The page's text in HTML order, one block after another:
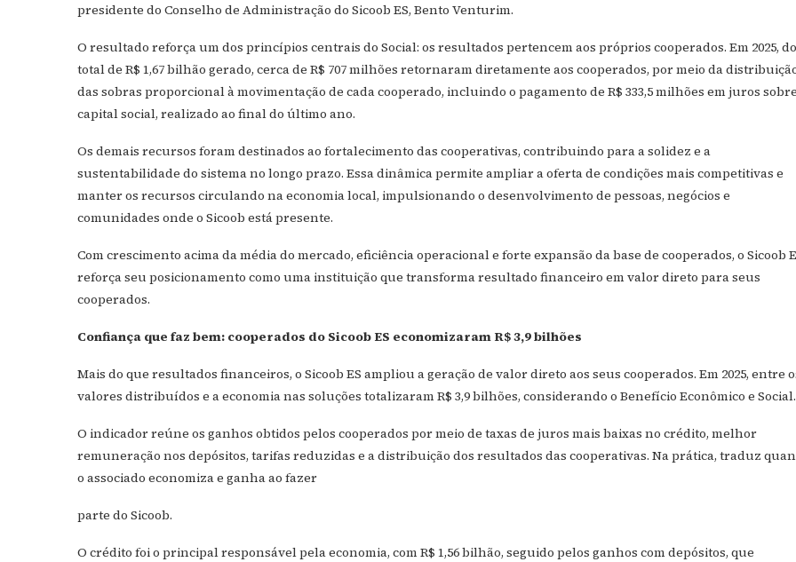
presidente do Conselho de Administração do Sicoob ES, Bento Venturim.
O resultado reforça um dos princípios centrais do Social: os resultados pertencem aos próprios cooperados. Em 2025, do
total de R$ 1,67 bilhão gerado, cerca de R$ 707 milhões retornaram diretamente aos cooperados, por meio da
das sobras proporcional à movimentação de cada cooperado, incluindo o pagamento de R$ 333,5 milhões em juros
capital social, realizado ao final do último ano.
Os demais recursos foram destinados ao fortalecimento das cooperativas, contribuindo para a solidez e a
sustentabilidade do sistema no longo prazo. Essa dinâmica permite ampliar a oferta de condições mais competitivas e
manter os recursos circulando na economia local, impulsionando o desenvolvimento de pessoas, negócios e
comunidades onde o Sicoob está presente.
Com crescimento acima da média do mercado, eficiência operacional e forte expansão da base de cooperados, o Sicoob
reforça seu posicionamento como uma instituição que transforma resultado financeiro em valor direto para seus
cooperados.
Confiança que faz bem: cooperados do Sicoob ES economizaram R$ 3,9 bilhões
Mais do que resultados financeiros, o Sicoob ES ampliou a geração de valor direto aos seus cooperados. Em 2025, entre
valores distribuídos e a economia nas soluções totalizaram R$ 3,9 bilhões, considerando o Benefício Econômico e Social.
O indicador reúne os ganhos obtidos pelos cooperados por meio de taxas de juros mais baixas no crédito, melhor
remuneração nos depósitos, tarifas reduzidas e a distribuição dos resultados das cooperativas. Na prática, traduz
o associado economiza e ganha ao fazer
parte do Sicoob.
O crédito foi o principal responsável pela economia, com R$ 1,56 bilhão, seguido pelos ganhos com depósitos, que